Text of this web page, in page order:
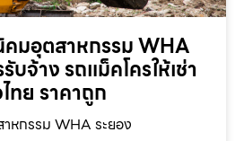
คมอุตสาหกรรม WHA
บจ้าง รถแม็คโครให้เช่า
ทย ราคาถูก
หกรรม WHA ระยอง